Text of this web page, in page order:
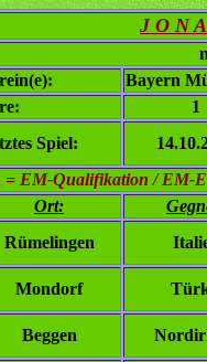
J O N
Bayern
1
Spiel:
= EM-Qualifikation / EM-
Ort:
Rümelingen
Mondorf
Beggen